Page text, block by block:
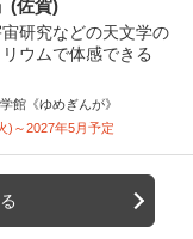
(佐賀)
研究などの天文学の
ウムで体感できる
館《ゆめぎんが》
)～2027年5月予定